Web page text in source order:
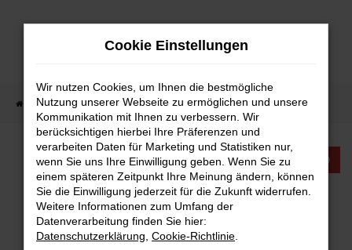
Zum
Startseite Fahrzeugangebote Fahrzeugangebote
KTW INTERNATIONAL
FAHRZEUGANGEBOTE
Cookie Einstellungen
Wir nutzen Cookies, um Ihnen die bestmögliche
Nutzung unserer Webseite zu ermöglichen und unsere
Kommunikation mit Ihnen zu verbessern. Wir
berücksichtigen hierbei Ihre Präferenzen und
verarbeiten Daten für Marketing und Statistiken nur,
wenn Sie uns Ihre Einwilligung geben. Wenn Sie zu
einem späteren Zeitpunkt Ihre Meinung ändern, können
Sie die Einwilligung jederzeit für die Zukunft widerrufen.
Weitere Informationen zum Umfang der
Datenverarbeitung finden Sie hier:
Datenschutzerklärung Cookie-Richtlinie